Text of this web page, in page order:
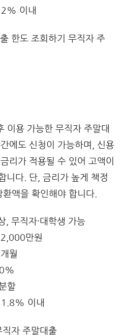
2% 이내
이용 가능한 무직자 주말대
에도 신청이 가능하며, 신용
리가 적용될 수 있어 고액이
니다. 단, 금리가 높게 책정
액을 확인해야 합니다.
, 무직자·대학생 가능
만원
월
할
1.8% 이내